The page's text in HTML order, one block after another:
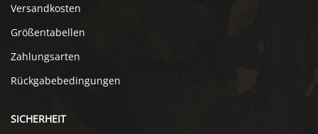
Versandkosten
Größentabellen
Zahlungsarten
Rückgabebedingungen
SICHERHEIT